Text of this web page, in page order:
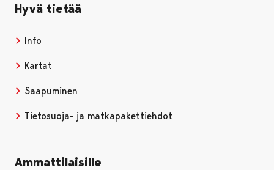
Hyvä tietää
Info
Kartat
Saapuminen
Tietosuoja- ja matkapakettiehdot
Ammattilaisille